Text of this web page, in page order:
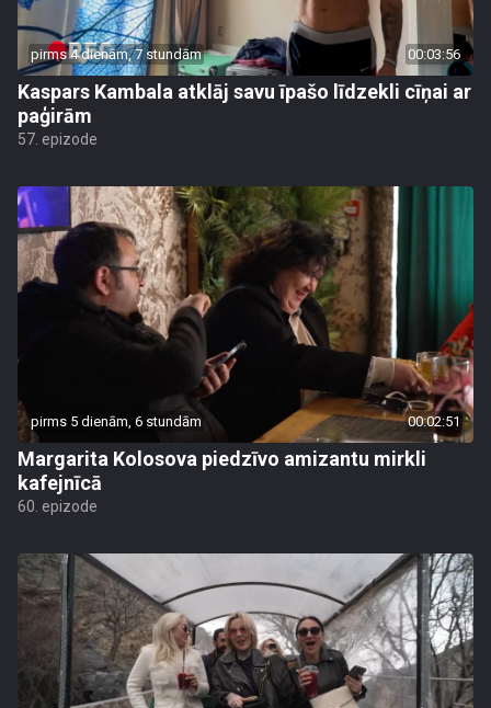
pirms 4 dienām, 7 stundām 00:03:56
Kaspars Kambala atklāj savu īpašo līdzekli cīņai ar
paģirām
57. epizode
pirms 5 dienām, 6 stundām 00:02:51
Margarita Kolosova piedzīvo amizantu mirkli
kafejnīcā
60. epizode